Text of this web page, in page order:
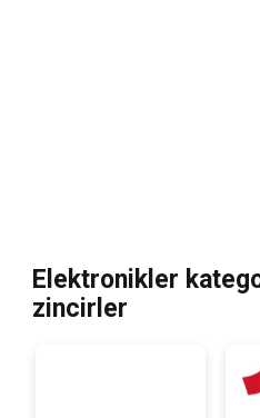
Elektronikler
zincirler